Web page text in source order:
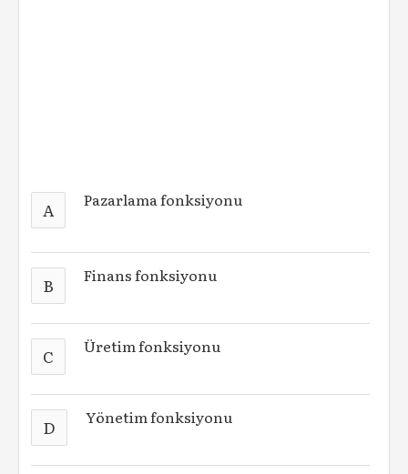
A Pazarlama fonksiyonu
B Finans fonksiyonu
C Üretim fonksiyonu
D Yönetim fonksiyonu